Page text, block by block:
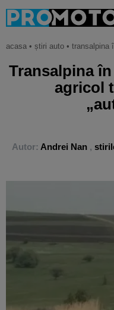
acasa • știri auto • transalpina în
Transalpina
agricol
Autor: Andrei Nan ,